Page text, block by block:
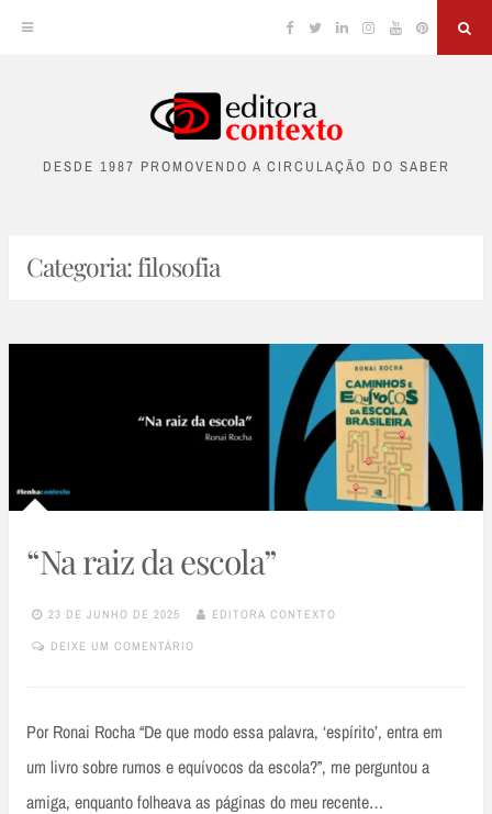
content
Facebook
TwitterLinkedinInstagram
YouTubePinterest
DESDE 1987 PROMOVENDO A CIRCULAÇÃO DO SABER
Categoria:filosofia
“Na raiz da escola”
23 DE JUNHO DE 2025 EDITORA CONTEXTO
DEIXE UM COMENTÁRIO
Por Ronai Rocha “De que modo essa palavra, ‘espírito’, entra em
um livro sobre rumos e equívocos da escola?”, me perguntou a
amiga, enquanto folheava as páginas do meu recente…